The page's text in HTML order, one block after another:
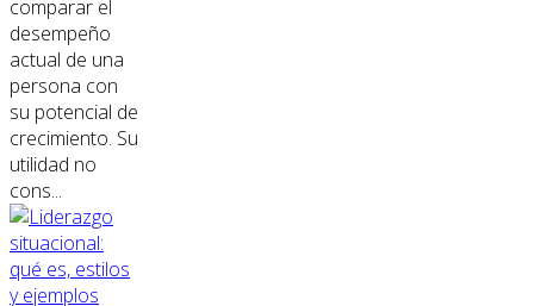
comparar el
desempeño
actual de una
persona con
su potencial de
crecimiento. Su
utilidad no
cons...